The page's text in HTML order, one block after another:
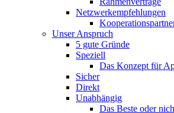
Netzwerkempfehlungen
Unser Anspruch
5 gute Gründe
Speziell
Das Konzept für
Sicher
Direkt
Unabhängig
Das Beste oder